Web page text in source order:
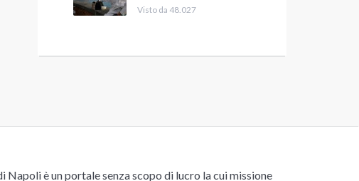
Visto da 48.027
è un portale senza scopo di lucro la cui missione